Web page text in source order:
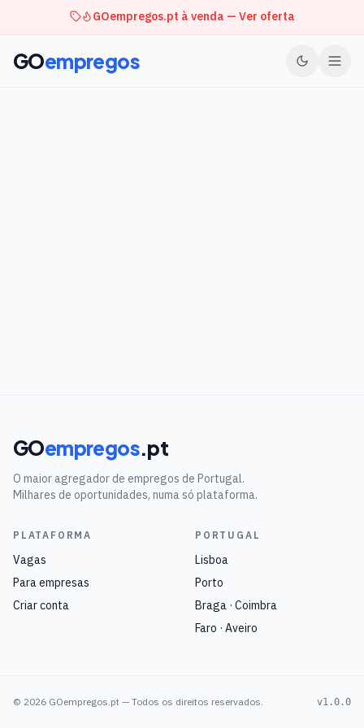
GOempregos.pt à venda — Ver oferta
GOempregos
GOempregos.pt
O maior agregador de empregos de Portugal.
Milhares de oportunidades, numa só plataforma.
PLATAFORMA
Vagas
Para empresas
Criar conta
PORTUGAL
Lisboa
Porto
Braga · Coimbra
Faro · Aveiro
© 2026 GOempregos.pt — Todos os direitos reservados. v1.0.0